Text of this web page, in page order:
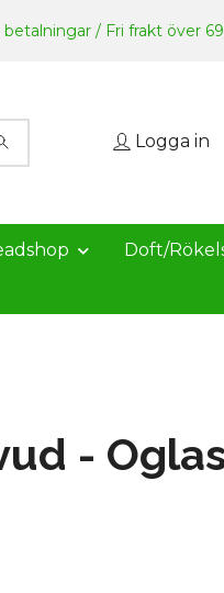
betalningar / Fri frakt över
Logga in
Doft/
-